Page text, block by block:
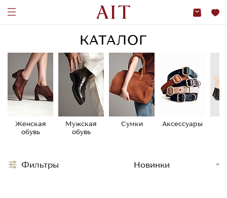
КАТАЛОГ
Женская
обувь
Мужская
обувь
Сумки Аксессуары
Фильтры